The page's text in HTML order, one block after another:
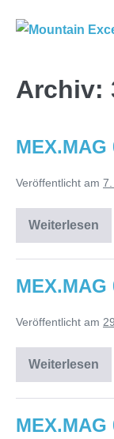
Inhalt
Archiv:
MEX.MAG
Veröffentlicht am
Weiterlesen
01/2025
MEX.MAG
Veröffentlicht am
Weiterlesen
02/2024
MEX.MAG